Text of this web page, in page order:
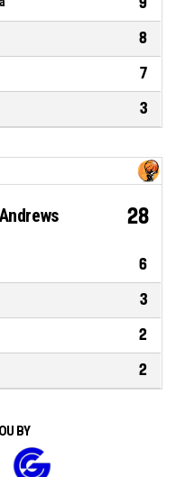
8
7
3
28
6
3
2
2
BY